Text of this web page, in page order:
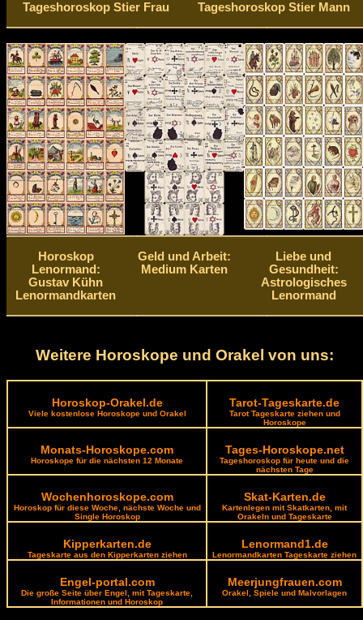
Tageshoroskop Stier Frau Tageshoroskop Stier Mann
Horoskop
Lenormand:
Gustav Kühn
Lenormandkarten
Geld und Arbeit:
Medium Karten
Liebe und
Gesundheit:
Astrologisches
Lenormand
Weitere Horoskope und Orakel von uns:
Horoskop-Orakel.de
Viele kostenlose Horoskope und Orakel
Tarot-Tageskarte.de
Tarot Tageskarte ziehen und
Horoskope
Monats-Horoskope.com
Horoskope für die nächsten 12 Monate
Tages-Horoskope.net
Tageshoroskop für heute und die
nächsten Tage
Wochenhoroskope.com
Horoskop für diese Woche, nächste Woche und
Single Horoskop
Skat-Karten.de
Kartenlegen mit Skatkarten, mit
Orakeln und Tageskarte
Kipperkarten.de
Tageskarte aus den Kipperkarten ziehen
Lenormand1.de
Lenormandkarten Tageskarte ziehen
Engel-portal.com
Die große Seite über Engel, mit Tageskarte,
Informationen und Horoskop
Meerjungfrauen.com
Orakel, Spiele und Malvorlagen